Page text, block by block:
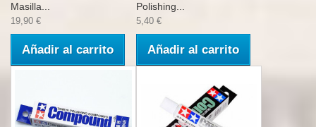
Masilla...
19,90 €
Añadir al carrito
Polishing...
5,40 €
Añadir al carrito